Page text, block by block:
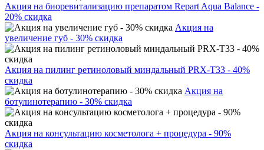
Акция на биоревитализацию препаратом Repart Aqua Balance -
20% скидка
Акция на
увеличение губ - 30% скидка
Акция на пилинг ретиноловый миндальный PRX-T33 - 40%
скидка
Акция на
ботулинотерапию - 30% скидка
Акция на консультацию косметолога + процедура - 90%
скидка